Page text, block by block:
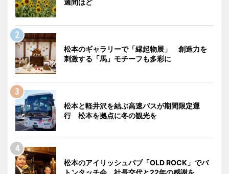
週間ほど
松本のギャラリーで「縁起物展」 創造力を
刺激する「馬」モチーフも多彩に
松本と軽井沢を結ぶ高速バスが期間限定運
行 松本を拠点に冬の観光を
松本のアイリッシュパブ「OLD ROCK」でバ